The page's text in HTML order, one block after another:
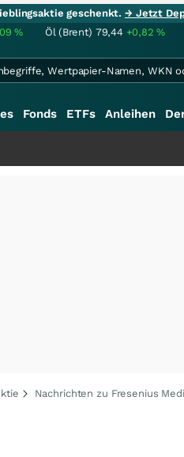
geschenkt.→ Jetzt
% Öl (Brent) 79,44 +0,82%
Fonds ETFs Anleihen
Nachrichten zu Fresenius